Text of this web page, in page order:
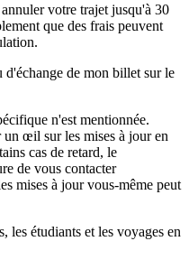
votre trajet jusqu'à 30
que des frais peuvent
d'échange de mon billet sur le
n'est mentionnée.
œil sur les mises à jour en
cas de retard, le
de vous contacter
mises à jour vous-même peut
les étudiants et les voyages en